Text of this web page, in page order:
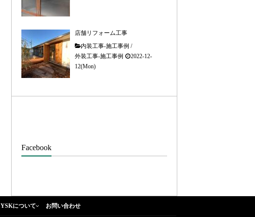
店舗リフォーム工事
内装工事-施工事例 /
外装工事-施工事例
2022-12-
12(Mon)
Facebook
YSKについて お問い合わせ